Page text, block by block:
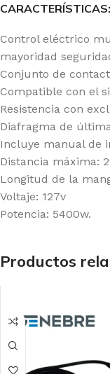
CARACTERÍSTICAS:
Control eléctrico
mayoridad
Conjunto de
Compatible con el
Resistencia con
Diafragma de
Incluye manual de
Distancia máxima:
Longitud de la
Voltaje: 127v
Potencia: 5400w.
Productos